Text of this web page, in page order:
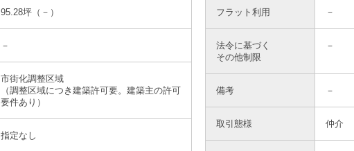
95.28坪（－）
－
市街化調整区域
（調整区域につき建築許可要。建築主の許可
要件あり）
指定なし
フラット利用 －
法令に基づく
その他制限
－
備考 －
取引態様 仲介